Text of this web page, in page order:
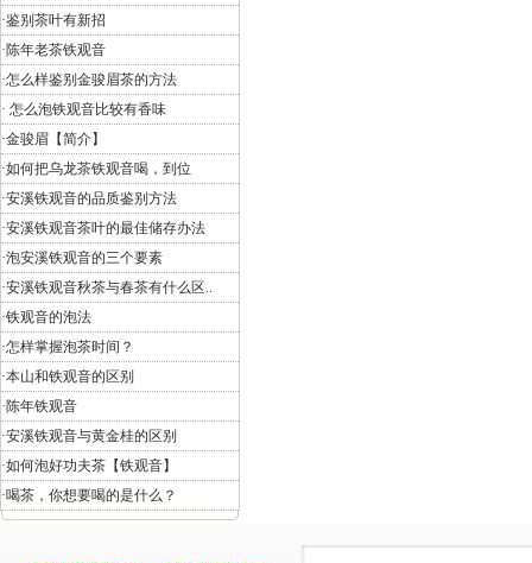
·鉴别茶叶有新招
·陈年老茶铁观音
·怎么样鉴别金骏眉茶的方法
· 怎么泡铁观音比较有香味
·金骏眉【简介】
·如何把乌龙茶铁观音喝，到位
·安溪铁观音的品质鉴别方法
·安溪铁观音茶叶的最佳储存办法
·泡安溪铁观音的三个要素
·安溪铁观音秋茶与春茶有什么区..
·铁观音的泡法
·怎样掌握泡茶时间？
·本山和铁观音的区别
·陈年铁观音
·安溪铁观音与黄金桂的区别
·如何泡好功夫茶【铁观音】
·喝茶，你想要喝的是什么？